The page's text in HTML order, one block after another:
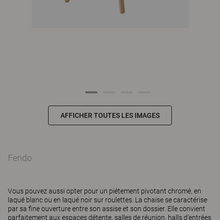
AFFICHER TOUTES LES IMAGES
Fendo
Vous pouvez aussi opter pour un piétement pivotant chromé, en
laqué blanc ou en laqué noir sur roulettes. La chaise se caractérise
par sa fine ouverture entre son assise et son dossier. Elle convient
parfaitement aux espaces détente, salles de réunion, halls d'entrées